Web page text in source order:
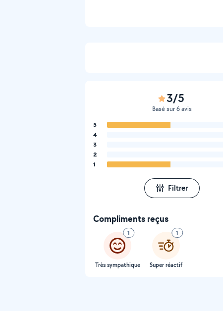
3/5
Basé sur 6 avis
5
4
3
2
1
Filtrer
Compliments reçus
1
Très sympathique
1
Super réactif